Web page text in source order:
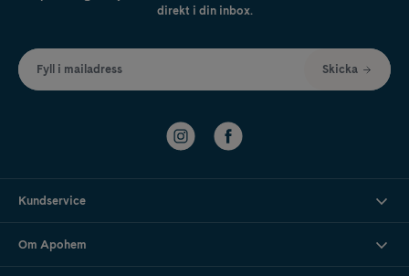
direkt i din inbox.
Fyll i mailadress Skicka
Kundservice
Om Apohem